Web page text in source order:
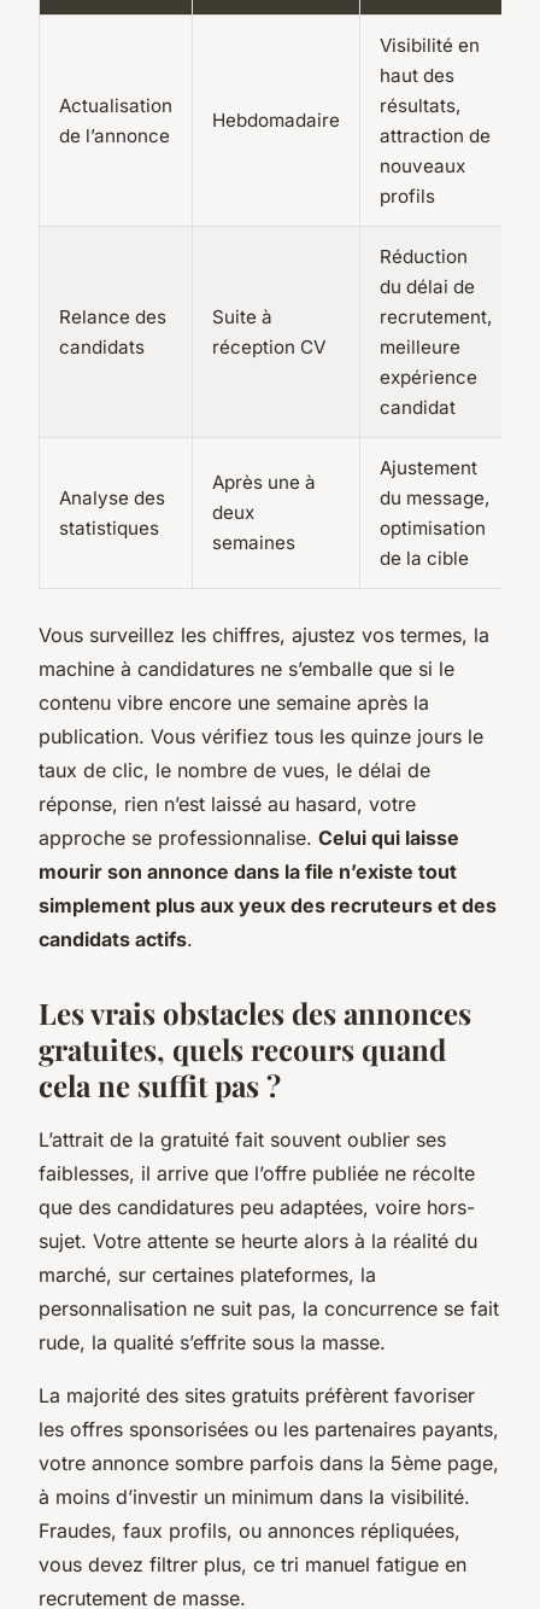
Actualisation
de l’annonce
Hebdomadaire
Visibilité en
haut des
résultats,
attraction de
nouveaux
profils
Relance des
candidats
Suite à
réception CV
Réduction
du délai de
recrutement,
meilleure
expérience
candidat
Analyse des
statistiques
Après une à
deux
semaines
Ajustement
du message,
optimisation
de la cible
Vous surveillez les chiffres, ajustez vos termes, la
machine à candidatures ne s’emballe que si le
contenu vibre encore une semaine après la
publication. Vous vérifiez tous les quinze jours le
taux de clic, le nombre de vues, le délai de
réponse, rien n’est laissé au hasard, votre
approche se professionnalise. Celui qui laisse
mourir son annonce dans la file n’existe tout
simplement plus aux yeux des recruteurs et des
candidats actifs.
Les vrais obstacles des annonces
gratuites, quels recours quand
cela ne suffit pas ?
L’attrait de la gratuité fait souvent oublier ses
faiblesses, il arrive que l’offre publiée ne récolte
que des candidatures peu adaptées, voire hors-
sujet. Votre attente se heurte alors à la réalité du
marché, sur certaines plateformes, la
personnalisation ne suit pas, la concurrence se fait
rude, la qualité s’effrite sous la masse.
La majorité des sites gratuits préfèrent favoriser
les offres sponsorisées ou les partenaires payants,
votre annonce sombre parfois dans la 5ème page,
à moins d’investir un minimum dans la visibilité.
Fraudes, faux profils, ou annonces répliquées,
vous devez filtrer plus, ce tri manuel fatigue en
recrutement de masse.